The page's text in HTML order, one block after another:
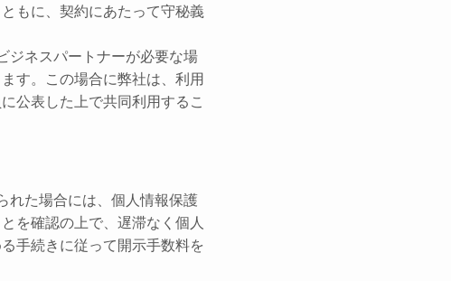
もに、契約にあたって守秘義
ネスパートナーが必要な場
す。この場合に弊社は、利用
公表した上で共同利用するこ
た場合には、個人情報保護
を確認の上で、遅滞なく個人
手続きに従って開示手数料を